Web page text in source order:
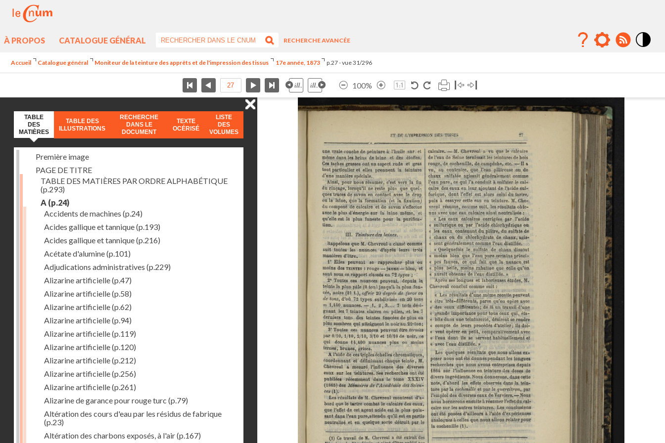
À PROPOS CATALOGUE GÉNÉRAL
RECHERCHE AVANCÉE
Accueil Catalogue général Moniteur de la teinture des apprêts et de l'impression des tissus 17e année, 1873 p.27 - vue 31/296
100%
TABLE
DES
MATIÈRES
TABLE DES
ILLUSTRATIONS
RECHERCHE
DANS LE
DOCUMENT
TEXTE
OCÉRISÉ
LISTE
DES
VOLUMES
Première image
PAGE DE TITRE
TABLE DES MATIÈRES PAR ORDRE ALPHABÉTIQUE
(p.293)
A (p.24)
Accidents de machines (p.24)
Acides gallique et tannique(p.193)
Acides gallique et tannique(p.216)
Acétate d'alumine(p.101)
Adjudications administratives (p.229)
Alizarine artificielle(p.47)
Alizarine artificielle(p.58)
Alizarine artificielle(p.62)
Alizarine artificielle(p.94)
Alizarine artificielle(p.119)
Alizarine artificielle(p.120)
Alizarine artificielle(p.212)
Alizarine artificielle(p.256)
Alizarine artificielle(p.261)
Alizarine de garance pour rouge turc (p.79)
Altération des cours d'eau par les résidus de fabrique
(p.23)
Altération des charbons exposés, à l'air(p.167)